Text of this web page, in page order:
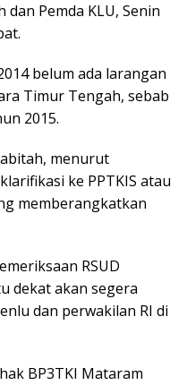
Pemda KLU, Senin
belum ada larangan
Timur Tengah, sebab
2015.
menurut
ke PPTKIS atau
memberangkatkan
RSUD
dekat akan segera
dan perwakilan RI di
BP3TKI Mataram